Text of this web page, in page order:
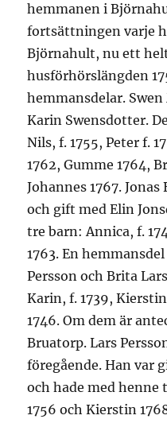
hemmanen i
fortsättningen varje
Björnahult, nu ett
husförhörslängden
hemmansdelar.
Karin Swensdotter.
Nils, f. 1755, Peter f.
1762, Gumme 1764,
Johannes 1767.
och gift med Elin
tre barn: Annica, f.
1763. En
Persson och Brita
Karin, f. 1739,
1746. Om dem är
Bruatorp. Lars
föregående. Han var
och hade med henne
1756 och Kierstin